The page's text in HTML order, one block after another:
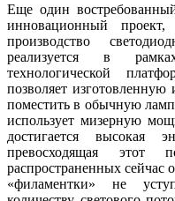
Еще один
инновационный
производство
реализуется в
технологической
позволяет
поместить в обычную
использует мизерную
достигается высокая
превосходящая этот
распространенных сейчас
«филаментки» не